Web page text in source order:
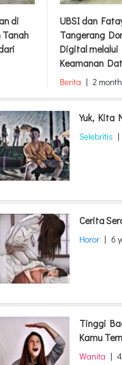
di
Tanah
UBSI dan
Tangerang
Digital melalui
Keamanan
Berita | 2
Yuk, Kita
Selebritis |
Cerita
Horor | 6
Tinggi
Kamu
Wanita |